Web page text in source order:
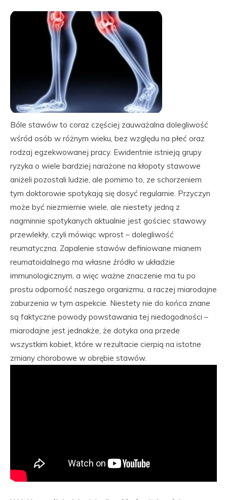
Bóle stawów to coraz częściej zauważalna dolegliwość
wśród osób w różnym wieku, bez względu na płeć oraz
rodzaj egzekwowanej pracy. Ewidentnie istnieją grupy
ryzyka o wiele bardziej narażone na kłopoty stawowe
aniżeli pozostali ludzie, ale pomimo to, ze schorzeniem
tym doktorowie spotykają się dosyć regularnie. Przyczyn
może być niezmiernie wiele, ale niestety jedną z
nagminnie spotykanych aktualnie jest gościec stawowy
przewlekły, czyli mówiąc wprost – dolegliwość
reumatyczna. Zapalenie stawów definiowane mianem
reumatoidalnego ma własne źródło w układzie
immunologicznym, a więc ważne znaczenie ma tu po
prostu odporność naszego organizmu, a raczej miarodajne
zaburzenia w tym aspekcie. Niestety nie do końca znane
są faktyczne powody powstawania tej niedogodności –
miarodajne jest jednakże, że dotyka ona przede
wszystkim kobiet, które w rezultacie cierpią na istotne
zmiany chorobowe w obrębie stawów.